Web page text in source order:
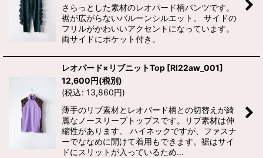
さらっとした素材のレオパード柄パンツです。
裾が広がらないバルーンシルエット。 サイドの
フリルがかわいいアクセントになっています。
両サイドにポケット付き。
レオパード×リブニットTop [RI22aw_001]
12,600円(税別)
(税込: 13,860円)
薄手のリブ素材とレオパード柄との切替えが綺
麗なノースリーブトップスです。リブ素材は伸
縮性があります。 ハイネックですが、ファスナ
ーでななめに開けて着用もできます。裾はサイ
ドにスリットが入っているため…